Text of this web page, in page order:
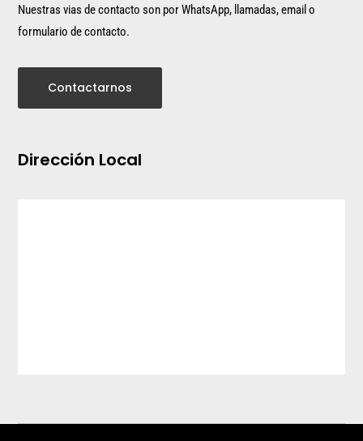
Nuestras vias de contacto son por WhatsApp, llamadas, email o
formulario de contacto.
Contactarnos
Dirección Local